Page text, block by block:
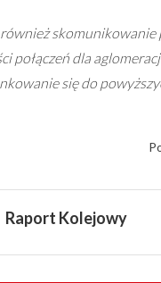
skomunikowanie
połączeń dla
się do
Raport Kolejowy